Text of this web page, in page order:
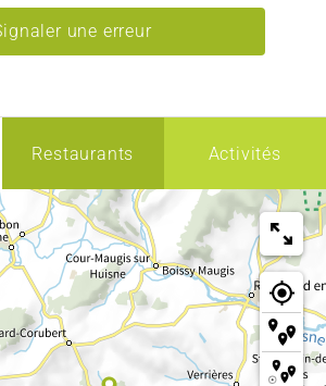
une erreur
Restaurants Activités